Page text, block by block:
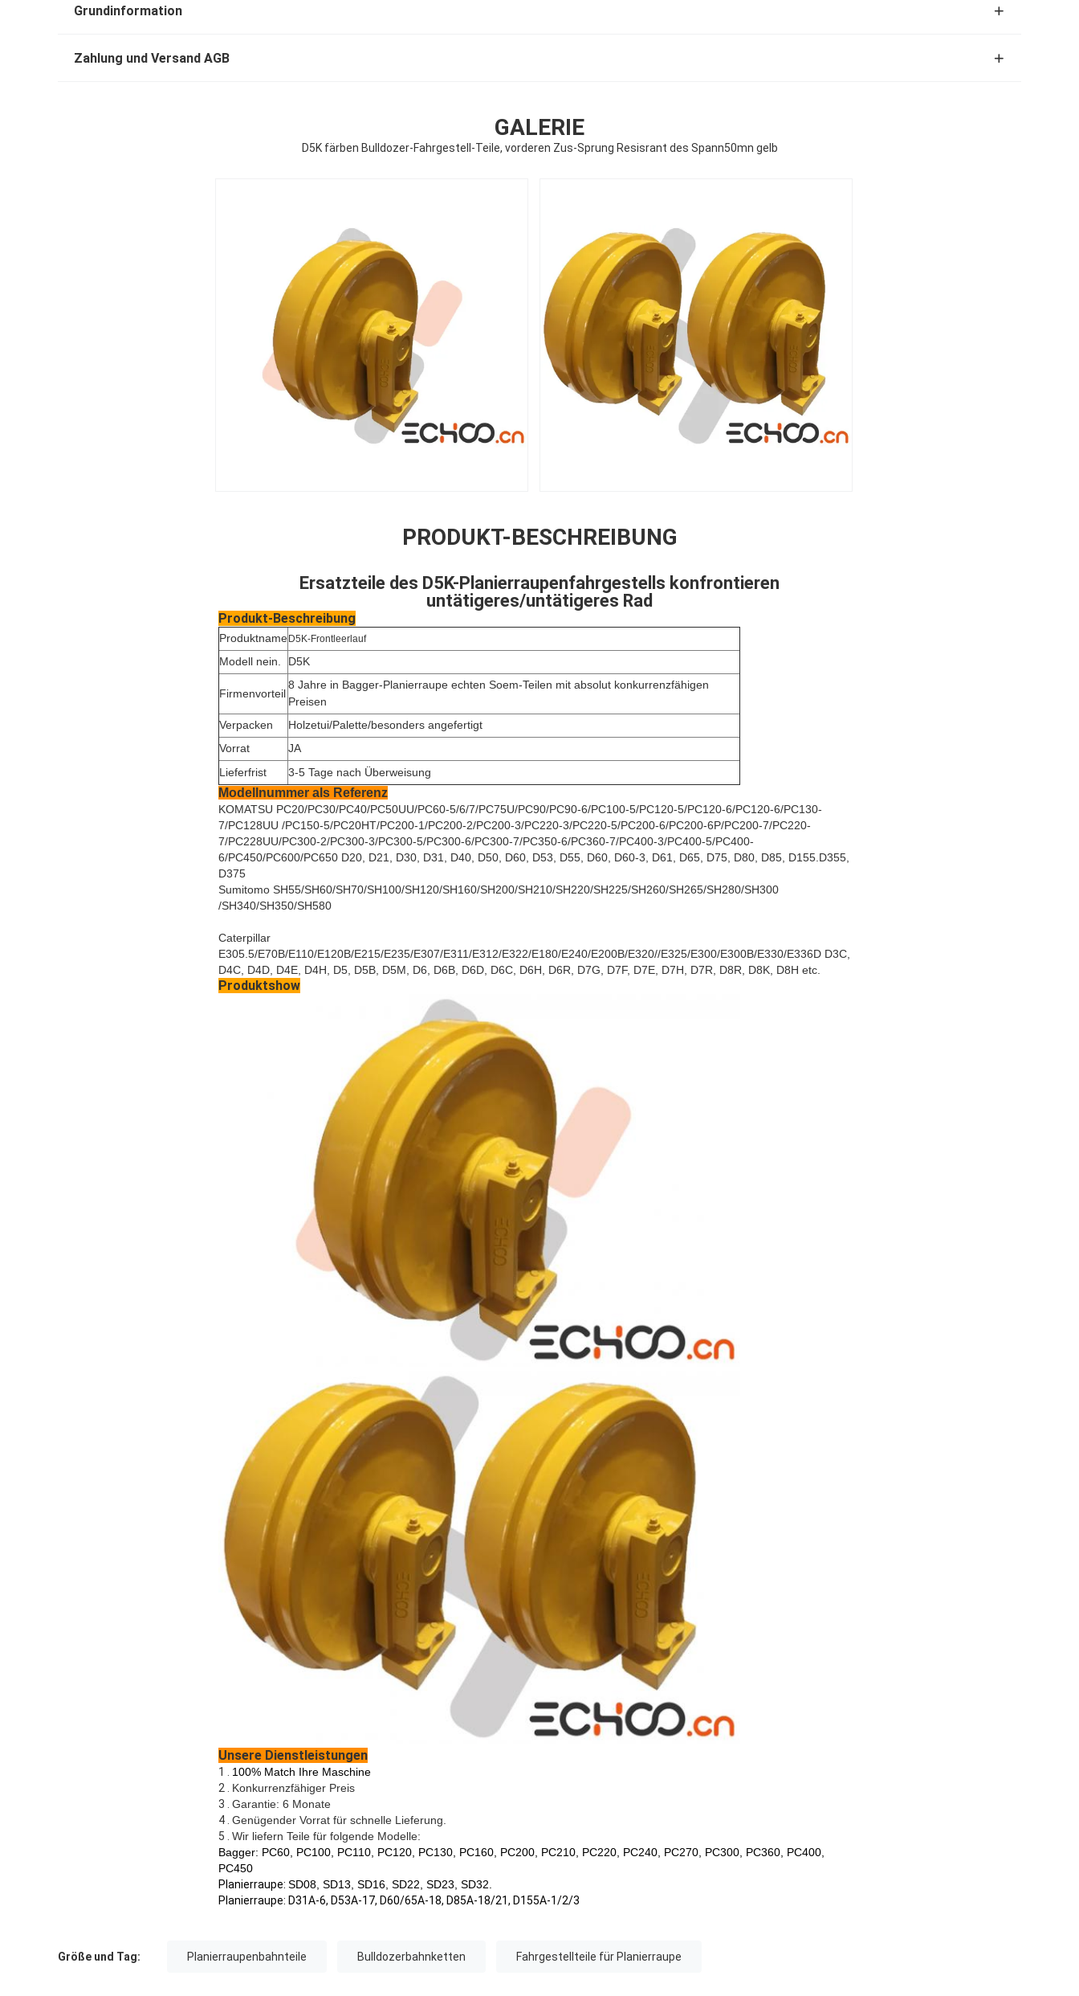
Grundinformation
Zahlung und Versand AGB
GALERIE
D5K färben Bulldozer-Fahrgestell-Teile, vorderen Zus-Sprung Resisrant des Spann50mn gelb
PRODUKT-BESCHREIBUNG
Ersatzteile des D5K-Planierraupenfahrgestells konfrontieren
untätigeres/untätigeres Rad
Produkt-Beschreibung
Produktname D5K-Frontleerlauf
Modell nein. D5K
Firmenvorteil
8 Jahre in Bagger-Planierraupe echten Soem-Teilen mit absolut konkurrenzfähigen
Preisen
Verpacken
Holzetui/Palette/besonders angefertigt
Vorrat
JA
Lieferfrist
3-5 Tage nach Überweisung
Modellnummer als Referenz
KOMATSU PC20/PC30/PC40/PC50UU/PC60-5/6/7/PC75U/PC90/PC90-6/PC100-5/PC120-5/PC120-6/PC120-6/PC130-
7/PC128UU /PC150-5/PC20HT/PC200-1/PC200-2/PC200-3/PC220-3/PC220-5/PC200-6/PC200-6P/PC200-7/PC220-
7/PC228UU/PC300-2/PC300-3/PC300-5/PC300-6/PC300-7/PC350-6/PC360-7/PC400-3/PC400-5/PC400-
6/PC450/PC600/PC650 D20, D21, D30, D31, D40, D50, D60, D53, D55, D60, D60-3, D61, D65, D75, D80, D85, D155.D355,
D375
Sumitomo SH55/SH60/SH70/SH100/SH120/SH160/SH200/SH210/SH220/SH225/SH260/SH265/SH280/SH300
/SH340/SH350/SH580
Caterpillar
E305.5/E70B/E110/E120B/E215/E235/E307/E311/E312/E322/E180/E240/E200B/E320//E325/E300/E300B/E330/E336D D3C,
D4C, D4D, D4E, D4H, D5, D5B, D5M, D6, D6B, D6D, D6C, D6H, D6R, D7G, D7F, D7E, D7H, D7R, D8R, D8K, D8H etc.
Produktshow
Unsere Dienstleistungen
1 . 100% Match Ihre Maschine
2 . Konkurrenzfähiger Preis
3 . Garantie: 6 Monate
4 . Genügender Vorrat für schnelle Lieferung.
5 . Wir liefern Teile für folgende Modelle:
Bagger: PC60, PC100, PC110, PC120, PC130, PC160, PC200, PC210, PC220, PC240, PC270, PC300, PC360, PC400,
PC450
Planierraupe: SD08, SD13, SD16, SD22, SD23, SD32.
Planierraupe: D31A-6, D53A-17, D60/65A-18, D85A-18/21, D155A-1/2/3
Größe und Tag: Planierraupenbahnteile Bulldozerbahnketten Fahrgestellteile für Planierraupe